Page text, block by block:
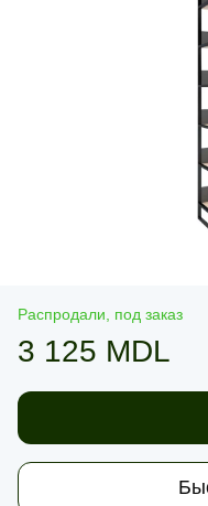
Распродали, под заказ
3 125 MDL